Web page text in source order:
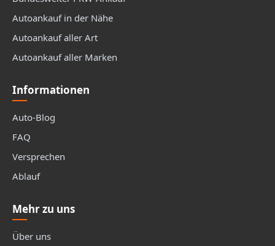
Autoankauf in der Nähe
Autoankauf aller Art
Autoankauf aller Marken
Informationen
Auto-Blog
FAQ
Versprechen
Ablauf
Mehr zu uns
Über uns